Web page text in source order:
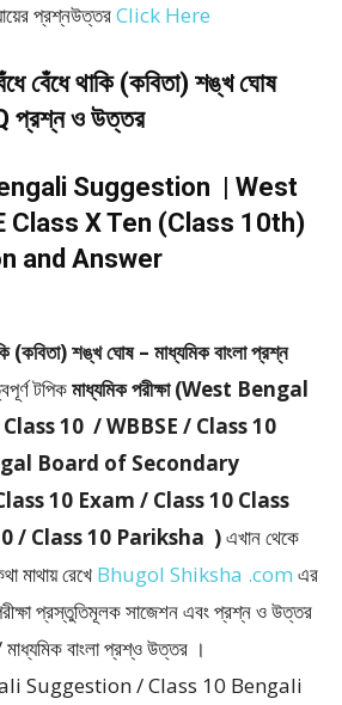
প্রশ্নউত্তরClick Here
বেঁধে থাকি (কবিতা) শঙ্খ ঘোষ
প্রশ্ন ও উত্তর
Suggestion | West
Class X Ten (Class 10th)
and Answer
(কবিতা) শঙ্খ ঘোষ – মাধ্যমিক বাংলা প্রশ্ন
টপিকমাধ্যমিক পরীক্ষা (West Bengal
10 / WBBSE / Class 10
Board of Secondary
10 Exam / Class 10 Class
/ Class 10 Pariksha )এখান থেকে
মাথায় রেখে Bhugol Shiksha .com এর
প্রস্তুতিমূলক সাজেশন এবং প্রশ্ন ও উত্তর
মাধ্যমিক বাংলা প্রশ্ও উত্তর ।
Suggestion / Class 10 Bengali